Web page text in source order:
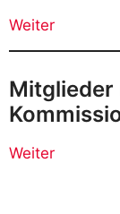
Weiter
Mitglieder
Weiter